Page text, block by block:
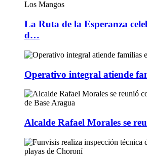
La Ruta de la Esperanza
d…
Operativo integral atiende
Alcalde Rafael Morales se